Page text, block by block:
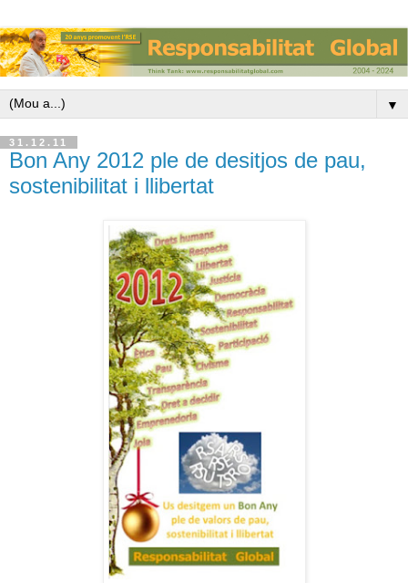
▼
31.12.11
Bon Any 2012 ple de desitjos de pau,
sostenibilitat i llibertat